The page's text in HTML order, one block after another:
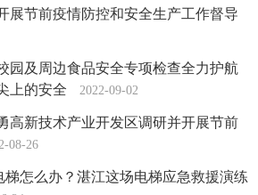
展节前疫情防控和安全生产工作督导
园及周边食品安全专项检查全力护航
上的安全
2022-09-02
高新技术产业开发区调研并开展节前
08-26
梯怎么办？湛江这场电梯应急救援演练